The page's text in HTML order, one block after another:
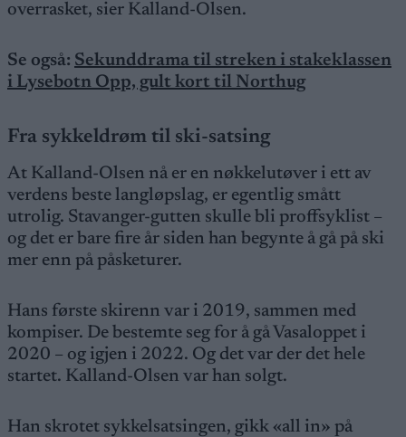
overrasket, sier Kalland-Olsen.
Se også: Sekunddrama til streken i stakeklassen
i Lysebotn Opp, gult kort til Northug
Fra sykkeldrøm til ski-satsing
At Kalland-Olsen nå er en nøkkelutøver i ett av
verdens beste langløpslag, er egentlig smått
utrolig. Stavanger-gutten skulle bli proffsyklist –
og det er bare fire år siden han begynte å gå på ski
mer enn på påsketurer.
Hans første skirenn var i 2019, sammen med
kompiser. De bestemte seg for å gå Vasaloppet i
2020 – og igjen i 2022. Og det var der det hele
startet. Kalland-Olsen var han solgt.
Han skrotet sykkelsatsingen, gikk «all in» på